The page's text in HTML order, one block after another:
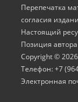
Перепечатка
согласия
Настоящий
Позиция
Copyright ©
Телефон: +7
Электронная